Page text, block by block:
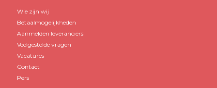
Wie zijn wij
Betaalmogelijkheden
Aanmelden leveranciers
Veelgestelde vragen
Vacatures
Contact
Pers